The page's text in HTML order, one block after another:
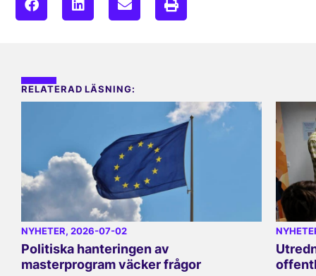
RELATERAD LÄSNING:
NYHETER, 2026-07-02
Politiska hanteringen av
masterprogram väcker frågor